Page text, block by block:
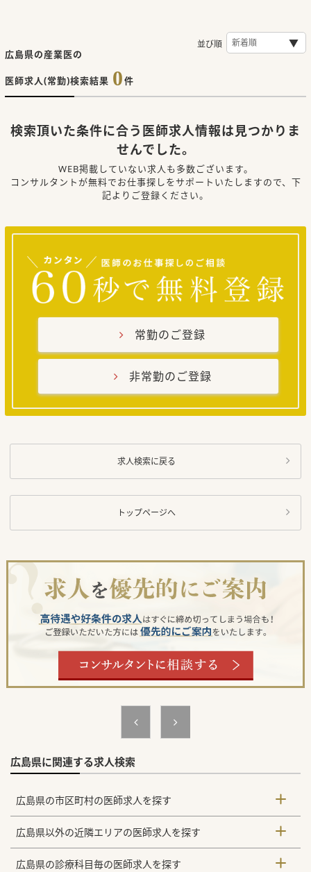
広島県の産業医の
医師求人(常勤)検索結果 0件
並び順
検索頂いた条件に合う医師求人情報は見つかりま
せんでした。
WEB掲載していない求人も多数ございます。
コンサルタントが無料でお仕事探しをサポートいたしますので、下
記よりご登録ください。
常勤のご登録
非常勤のご登録
求人検索に戻る
トップページへ
広島県に関連する求人検索
広島県の市区町村の医師求人を探す
広島県以外の近隣エリアの医師求人を探す
広島県の診療科目毎の医師求人を探す